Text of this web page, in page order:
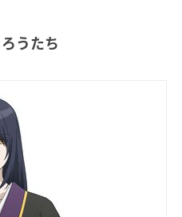
ろうたち